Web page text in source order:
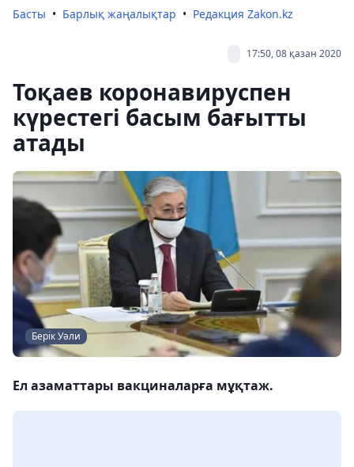
Басты Барлық жаңалықтар Редакция Zakon.kz
17:50, 08 қазан 2020
Тоқаев коронавируспен
күрестегі басым бағытты
атады
Берік Уәли
Ел азаматтары вакциналарға мұқтаж.